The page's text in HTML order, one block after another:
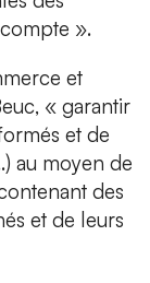
».
et
« garantir
et de
au moyen de
des
et de leurs